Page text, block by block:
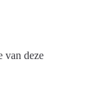
van deze